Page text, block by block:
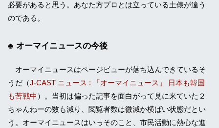
必要があると思う。あなた方プロとは立っている土俵が違う
のである。
オーマイニュースの今後
オーマイニュースはページビューが落ち込んできているそ
うだ（J-CAST ニュース : 「オーマイニュース」 日本も韓国
も苦戦中 ）。当初は偏った記事を面白がって見に来ていた２
ちゃんねーの数も減り、閲覧者数は微減か横ばい状態だとい
う。オーマイニュースはいっそのこと、市民活動に熱心な進